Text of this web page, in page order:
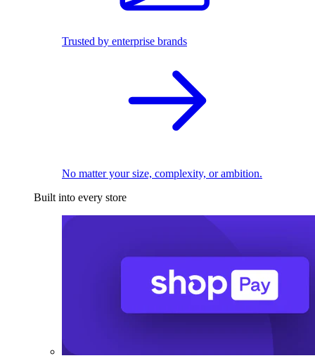
Trusted by enterprise brands
No matter your size, complexity, or ambition.
Built into every store